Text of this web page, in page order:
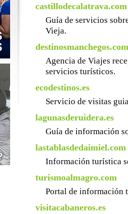
castillodecalatrava.com
Guía de servicios
Vieja.
destinosmanchegos.com
Agencia de Viajes
servicios turísticos.
ecodestinos.es
Servicio de visitas
lagunasderuidera.es
Guía de información
lastablasdedaimiel.com
Información turística
turismoalmagro.com
Portal de información
visitacabaneros.es